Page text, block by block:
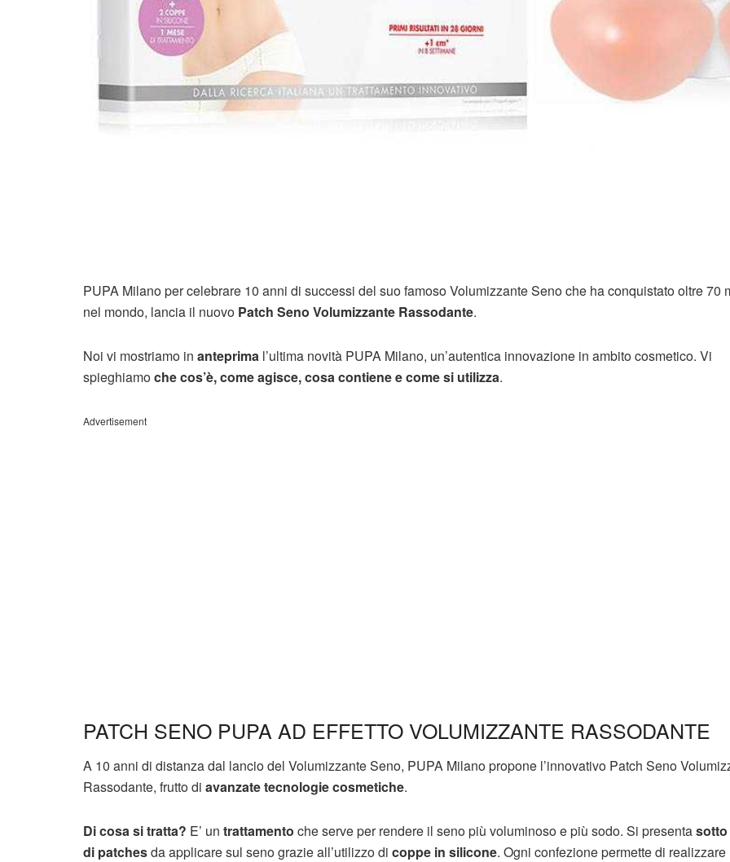
PUPA Milano per celebrare 10 anni di successi del suo famoso Volumizzante Seno che ha conquistato oltre 70
nel mondo, lancia il nuovo Patch Seno Volumizzante Rassodante.
Noi vi mostriamo in anteprima l’ultima novità PUPA Milano, un’autentica innovazione in ambito cosmetico. Vi
spieghiamoche cos’è, come agisce, cosa contiene e come si utilizza.
Advertisement
PATCH SENO PUPA AD EFFETTO VOLUMIZZANTE RASSODANTE
A 10 anni di distanza dal lancio del Volumizzante Seno, PUPA Milano propone l’innovativo Patch Seno
Rassodante, frutto di avanzate tecnologie cosmetiche.
Di cosa si tratta? E’ un trattamento che serve per rendere il seno più voluminoso e più sodo. Si presenta
di patchesda applicare sul seno grazie all’utilizzo di coppe in silicone. Ogni confezione permette di realizzare